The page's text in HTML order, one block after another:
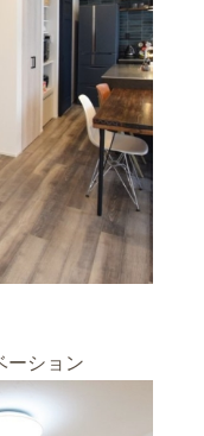
ーション